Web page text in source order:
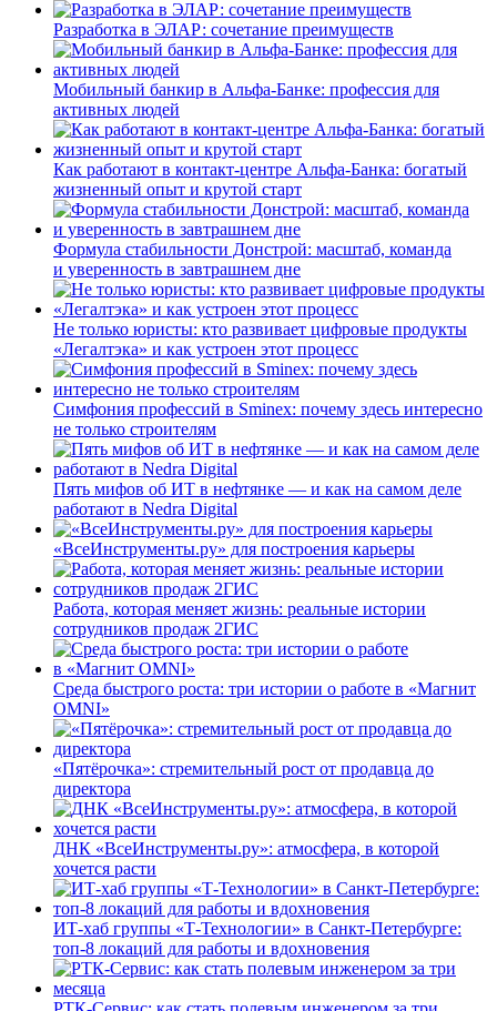
Разработка в ЭЛАР: сочетание преимуществ
Мобильный банкир в Альфа-Банке: профессия для
активных людей
Как работают в контакт-центре Альфа-Банка: богатый
жизненный опыт и крутой старт
Формула стабильности Донстрой: масштаб, команда
и уверенность в завтрашнем дне
Не только юристы: кто развивает цифровые продукты
«Легалтэка» и как устроен этот процесс
Симфония профессий в Sminex: почему здесь интересно
не только строителям
Пять мифов об ИТ в нефтянке — и как на самом деле
работают в Nedra Digital
«ВсеИнструменты.ру» для построения карьеры
Работа, которая меняет жизнь: реальные истории
сотрудников продаж 2ГИС
Среда быстрого роста: три истории о работе в «Магнит
OMNI»
«Пятёрочка»: стремительный рост от продавца до
директора
ДНК «ВсеИнструменты.ру»: атмосфера, в которой
хочется расти
ИТ-хаб группы «Т-Технологии» в Санкт-Петербурге:
топ-8 локаций для работы и вдохновения